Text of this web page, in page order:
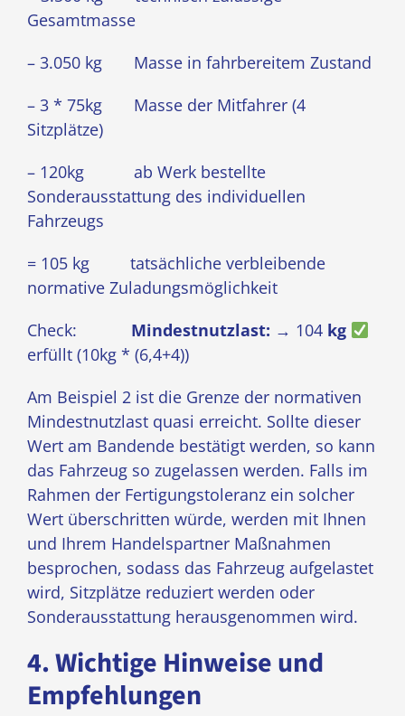
Gesamtmasse
– 3.050 kg Masse in fahrbereitem Zustand
– 3 * 75kg Masse der Mitfahrer (4
Sitzplätze)
– 120kg ab Werk bestellte
Sonderausstattung des individuellen
Fahrzeugs
= 105 kg tatsächliche verbleibende
normative Zuladungsmöglichkeit
Check: Mindestnutzlast: → 104 kg
erfüllt (10kg * (6,4+4))
Am Beispiel 2 ist die Grenze der normativen
Mindestnutzlast quasi erreicht. Sollte dieser
Wert am Bandende bestätigt werden, so kann
das Fahrzeug so zugelassen werden. Falls im
Rahmen der Fertigungstoleranz ein solcher
Wert überschritten würde, werden mit Ihnen
und Ihrem Handelspartner Maßnahmen
besprochen, sodass das Fahrzeug aufgelastet
wird, Sitzplätze reduziert werden oder
Sonderausstattung herausgenommen wird.
4. Wichtige Hinweise und
Empfehlungen